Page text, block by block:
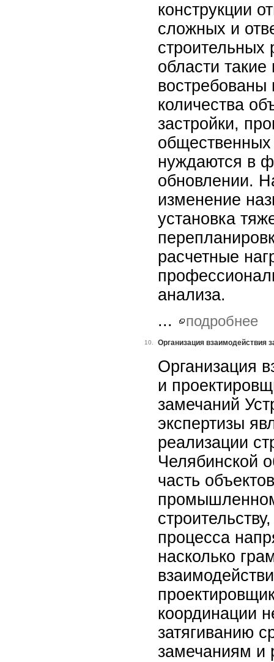
конструкции
сложных и
строительных
области
востребованы
количества
застройки,
нуждаются в
обновлении.
изменение
установка
расчетные
анализа.
...
подробнее
10. Организация взаимодействия
Организация
и
замечаний
экспертизы
реализации
Челябинской
часть
процесса
насколько
координации
затягиванию
замечаниям и